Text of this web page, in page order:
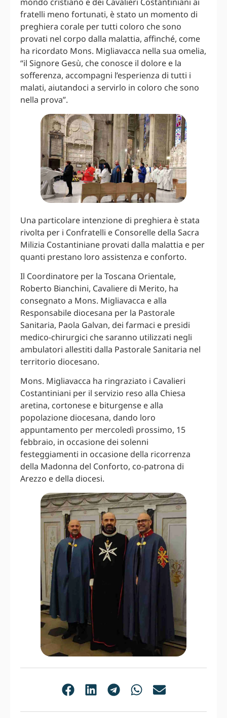
mondo cristiano e dei Cavalieri Costantiniani ai
fratelli meno fortunati, è stato un momento di
preghiera corale per tutti coloro che sono
provati nel corpo dalla malattia, affinché, come
ha ricordato Mons. Migliavacca nella sua omelia,
“il Signore Gesù, che conosce il dolore e la
sofferenza, accompagni l’esperienza di tutti i
malati, aiutandoci a servirlo in coloro che sono
nella prova”.
Una particolare intenzione di preghiera è stata
rivolta per i Confratelli e Consorelle della Sacra
Milizia Costantiniane provati dalla malattia e per
quanti prestano loro assistenza e conforto.
Il Coordinatore per la Toscana Orientale,
Roberto Bianchini, Cavaliere di Merito, ha
consegnato a Mons. Migliavacca e alla
Responsabile diocesana per la Pastorale
Sanitaria, Paola Galvan, dei farmaci e presidi
medico-chirurgici che saranno utilizzati negli
ambulatori allestiti dalla Pastorale Sanitaria nel
territorio diocesano.
Mons. Migliavacca ha ringraziato i Cavalieri
Costantiniani per il servizio reso alla Chiesa
aretina, cortonese e biturgense e alla
popolazione diocesana, dando loro
appuntamento per mercoledì prossimo, 15
febbraio, in occasione dei solenni
festeggiamenti in occasione della ricorrenza
della Madonna del Conforto, co-patrona di
Arezzo e della diocesi.